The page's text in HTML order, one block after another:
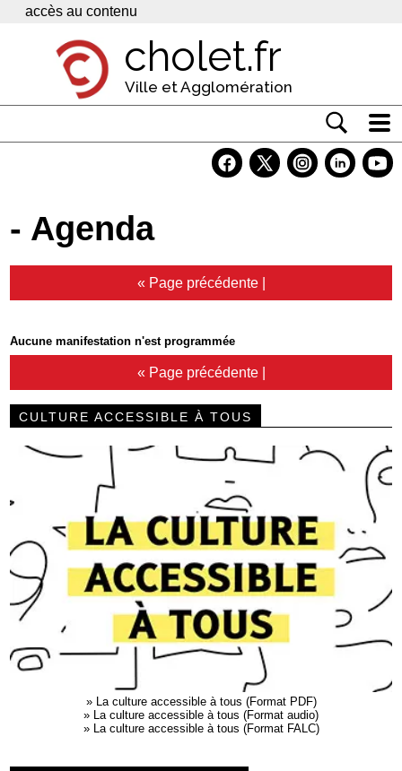
Panneau de gestion des cookies
accès au contenu
cholet.fr
Ville et Agglomération
Economie
Services
- Agenda
« Page précédente|
Aucune manifestation n'est programmée
« Page précédente|
CULTURE ACCESSIBLE À TOUS
» La culture accessible à tous (Format PDF)
» La culture accessible à tous (Format audio)
» La culture accessible à tous (Format FALC)